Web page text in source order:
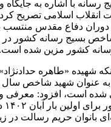
با اشاره به جایگاه
اسلامی تصریح کرد:
دوران دفاع مقدس منتسب
رسانه کشور مزین شده است.
شهیده «طاهره
عنوان شهید شاخص سال
شده است، افزود: معرفی
بانوان حریم رسالت در